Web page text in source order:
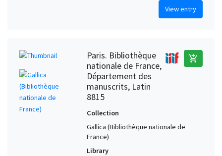
View entry
Paris. Bibliothèque
nationale de France,
Département des
manuscrits, Latin
8815
add_shopping_cart
Collection
Gallica (Bibliothèque nationale de
France)
Library